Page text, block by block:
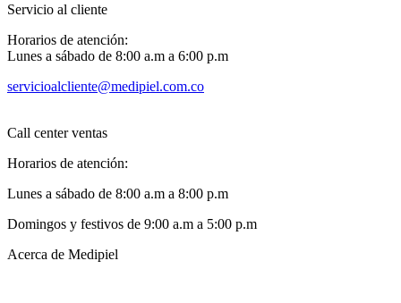
Servicio al cliente
Horarios de atención:
Lunes a sábado de 8:00 a.m a 6:00 p.m
servicioalcliente@medipiel.com.co
Call center ventas
Horarios de atención:
Lunes a sábado de 8:00 a.m a 8:00 p.m
Domingos y festivos de 9:00 a.m a 5:00 p.m
Acerca de Medipiel